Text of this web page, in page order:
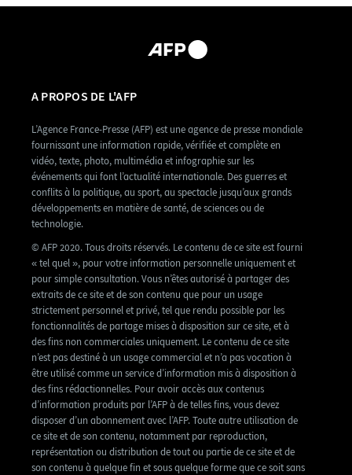
A PROPOS DE L'AFP
L’Agence France-Presse (AFP) est une agence de presse mondiale
fournissant une information rapide, vérifiée et complète en
vidéo, texte, photo, multimédia et infographie sur les
événements qui font l’actualité internationale. Des guerres et
conflits à la politique, au sport, au spectacle jusqu’aux grands
développements en matière de santé, de sciences ou de
technologie.
© AFP 2020. Tous droits réservés. Le contenu de ce site est fourni
« tel quel », pour votre information personnelle uniquement et
pour simple consultation. Vous n’êtes autorisé à partager des
extraits de ce site et de son contenu que pour un usage
strictement personnel et privé, tel que rendu possible par les
fonctionnalités de partage mises à disposition sur ce site, et à
des fins non commerciales uniquement. Le contenu de ce site
n’est pas destiné à un usage commercial et n’a pas vocation à
être utilisé comme un service d’information mis à disposition à
des fins rédactionnelles. Pour avoir accès aux contenus
d’information produits par l’AFP à de telles fins, vous devez
disposer d’un abonnement avec l’AFP. Toute autre utilisation de
ce site et de son contenu, notamment par reproduction,
représentation ou distribution de tout ou partie de ce site et de
son contenu à quelque fin et sous quelque forme que ce soit sans